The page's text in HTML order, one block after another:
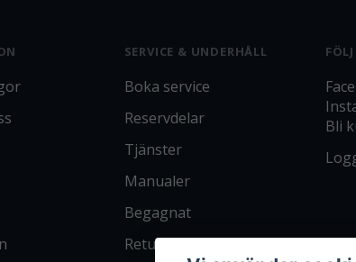
SERVICE & UNDERHÅLL
Boka service
Reservdelar
Tjänster
Manualer
Begagnat
Returpolicy
Bli